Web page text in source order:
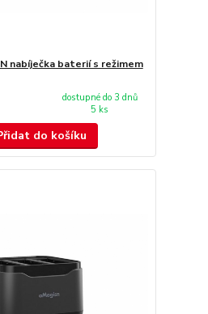
nabíječka baterií s režimem
dostupné do 3 dnů
5 ks
do košíku